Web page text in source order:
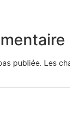
publiée. Les